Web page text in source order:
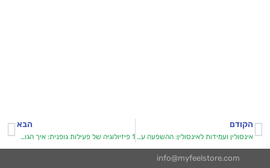
הקודם
אינסולין ועמידות לאינסולין: ההשפעה על משקל הגוף
הבא
1 פיזיולוגיה של פעילות גופנית: איך הגוף משתנה במהלך אימון
info@myfeelstore.com